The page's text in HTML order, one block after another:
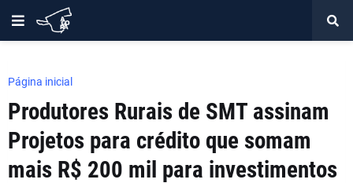
Página inicial
Produtores Rurais de SMT assinam
Projetos para crédito que somam
mais R$ 200 mil para investimentos